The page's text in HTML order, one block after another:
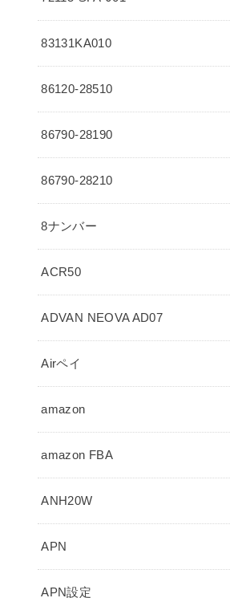
83131KA010
86120-28510
86790-28190
86790-28210
8ナンバー
ACR50
ADVAN NEOVA AD07
Airペイ
amazon
amazon FBA
ANH20W
APN
APN設定